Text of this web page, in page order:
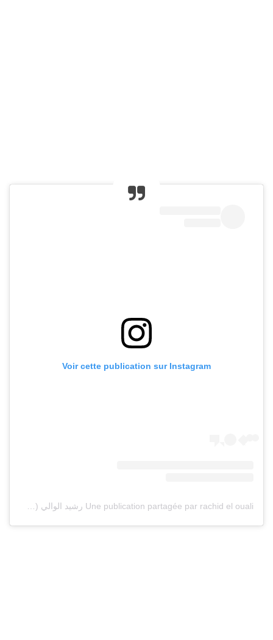
Voir cette publication sur Instagram